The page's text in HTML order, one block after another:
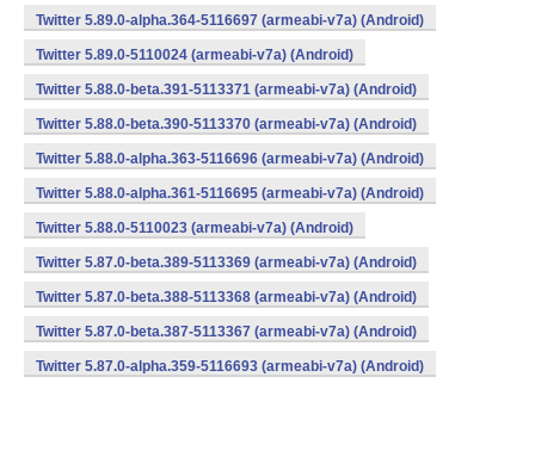
Twitter 5.89.0-alpha.364-5116697 (armeabi-v7a) (Android)
Twitter 5.89.0-5110024 (armeabi-v7a) (Android)
Twitter 5.88.0-beta.391-5113371 (armeabi-v7a) (Android)
Twitter 5.88.0-beta.390-5113370 (armeabi-v7a) (Android)
Twitter 5.88.0-alpha.363-5116696 (armeabi-v7a) (Android)
Twitter 5.88.0-alpha.361-5116695 (armeabi-v7a) (Android)
Twitter 5.88.0-5110023 (armeabi-v7a) (Android)
Twitter 5.87.0-beta.389-5113369 (armeabi-v7a) (Android)
Twitter 5.87.0-beta.388-5113368 (armeabi-v7a) (Android)
Twitter 5.87.0-beta.387-5113367 (armeabi-v7a) (Android)
Twitter 5.87.0-alpha.359-5116693 (armeabi-v7a) (Android)